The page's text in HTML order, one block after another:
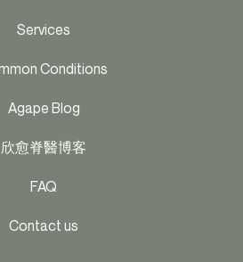
Services
Conditions
Agape Blog
欣愈脊醫博客
FAQ
Contact us